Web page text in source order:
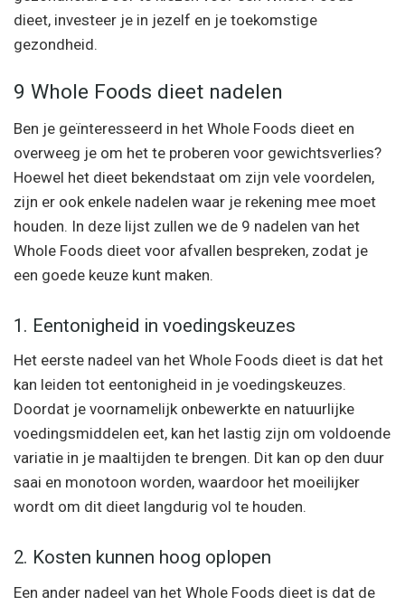
dieet, investeer je in jezelf en je toekomstige
gezondheid.
9 Whole Foods dieet nadelen
Ben je geïnteresseerd in het Whole Foods dieet en
overweeg je om het te proberen voor gewichtsverlies?
Hoewel het dieet bekendstaat om zijn vele voordelen,
zijn er ook enkele nadelen waar je rekening mee moet
houden. In deze lijst zullen we de 9 nadelen van het
Whole Foods dieet voor afvallen bespreken, zodat je
een goede keuze kunt maken.
1. Eentonigheid in voedingskeuzes
Het eerste nadeel van het Whole Foods dieet is dat het
kan leiden tot eentonigheid in je voedingskeuzes.
Doordat je voornamelijk onbewerkte en natuurlijke
voedingsmiddelen eet, kan het lastig zijn om voldoende
variatie in je maaltijden te brengen. Dit kan op den duur
saai en monotoon worden, waardoor het moeilijker
wordt om dit dieet langdurig vol te houden.
2. Kosten kunnen hoog oplopen
Een ander nadeel van het Whole Foods dieet is dat de